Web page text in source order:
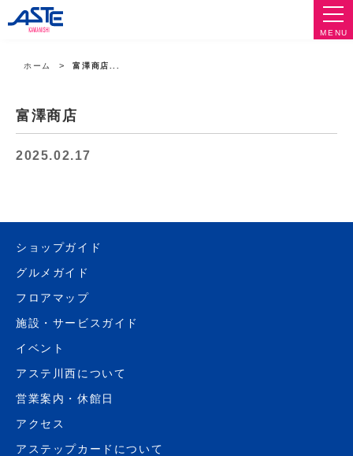
MENU
ホーム 富澤商店...
富澤商店
2025.02.17
ショップガイド
グルメガイド
フロアマップ
施設・サービスガイド
イベント
アステ川西について
営業案内・休館日
アクセス
アステップカードについて